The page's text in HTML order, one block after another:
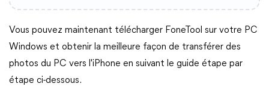
Vous pouvez maintenant télécharger FoneTool sur votre PC
Windows et obtenir la meilleure façon de transférer des
photos du PC vers l'iPhone en suivant le guide étape par
étape ci-dessous.